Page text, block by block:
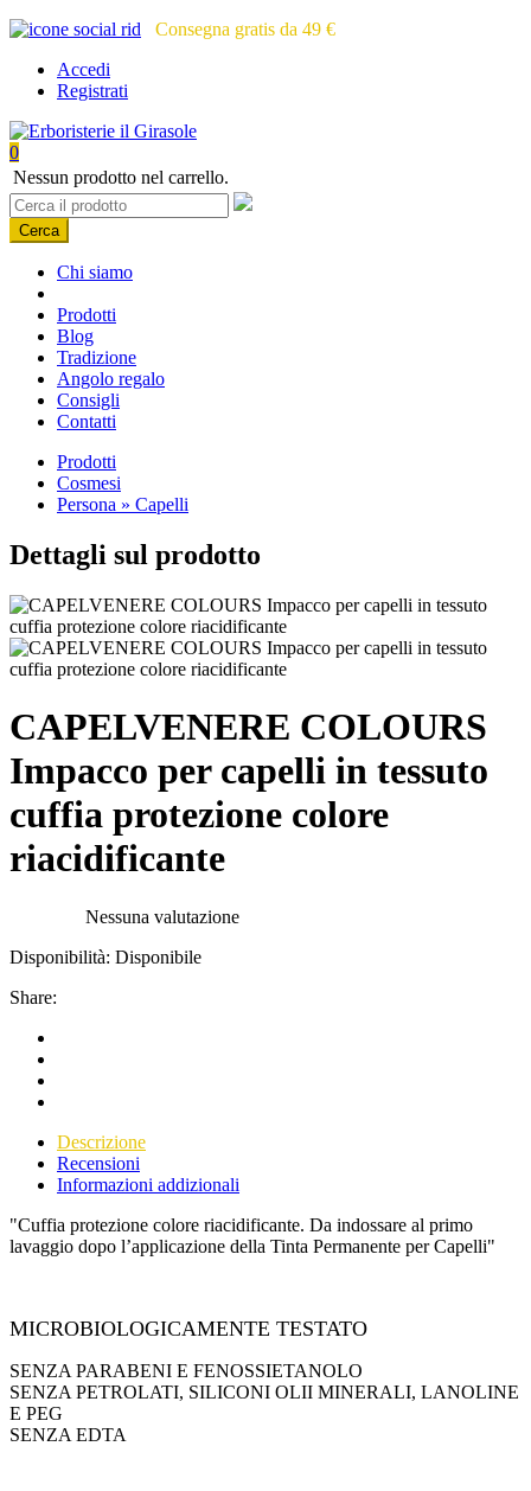
Consegna gratis da 49 €
Accedi
Registrati
0
Nessun prodotto nel carrello.
Cerca
Chi siamo
Prodotti
Blog
Tradizione
Angolo regalo
Consigli
Contatti
Prodotti
Cosmesi
Persona » Capelli
Dettagli sul prodotto
CAPELVENERE COLOURS
Impacco per capelli in tessuto
cuffia protezione colore
riacidificante
Nessuna valutazione
Disponibilità: Disponibile
Share:
Descrizione
Recensioni
Informazioni addizionali
"Cuffia protezione colore riacidificante. Da indossare al primo
lavaggio dopo l’applicazione della Tinta Permanente per Capelli"
MICROBIOLOGICAMENTE TESTATO
SENZA PARABENI E FENOSSIETANOLO
SENZA PETROLATI, SILICONI OLII MINERALI, LANOLINE
E PEG
SENZA EDTA